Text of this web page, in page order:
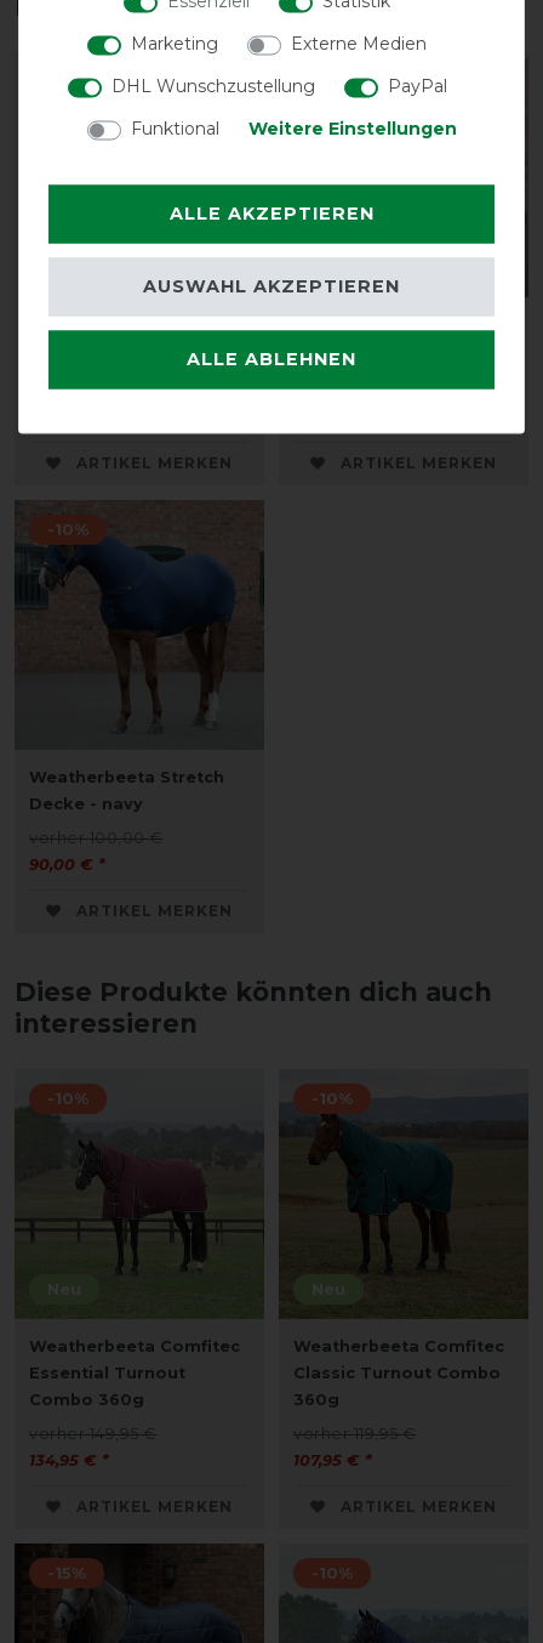
Das perfekte Zubehör für dich
-10%
Weatherbeeta Deluxe
Schulterschutz - navy
vorher 30,50 €
ARTIKEL MERKEN
-10%
Weatherbeeta Stretch
Halsteil - navy
vorher 33,50 €
ARTIKEL MERKEN
-10%
Weatherbeeta Stretch
Decke - navy
vorher 100,00 €
90,00 € *
ARTIKEL MERKEN
Diese Produkte könnten dich auch
interessieren
Neu
-10%
Weatherbeeta Comfitec
Essential Turnout
Combo 360g
vorher 149,95 €
134,95 € *
ARTIKEL MERKEN
Neu
-10%
Weatherbeeta Comfitec
Classic Turnout Combo
360g
vorher 119,95 €
107,95 € *
ARTIKEL MERKEN
-15% -10%
Marketing
Externe Medien
DHL Wunschzustellung
PayPal
Funktional
Weitere Einstellungen
ALLE AKZEPTIEREN
ALLE ABLEHNEN
AUSWAHL AKZEPTIEREN